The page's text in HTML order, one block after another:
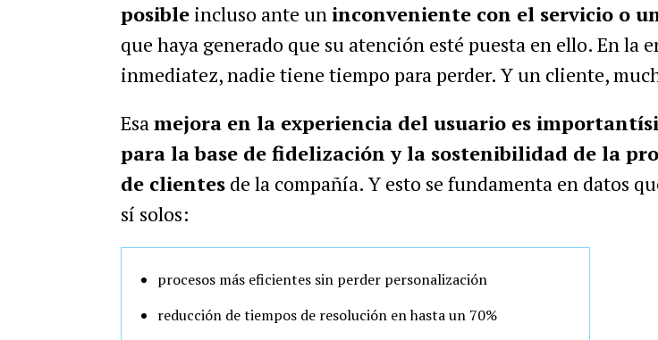
posibleincluso ante un inconveniente con el servicio o
que haya generado que su atención esté puesta en ello. En la
inmediatez, nadie tiene tiempo para perder. Y un cliente,
Esamejora en la experiencia del usuario es
para la base de fidelización y la sostenibilidad de la
de clientesde la compañía. Y esto se fundamenta en datos
sí solos:
procesos más eficientes sin perder personalización
reducción de tiempos de resolución en hasta un 70%